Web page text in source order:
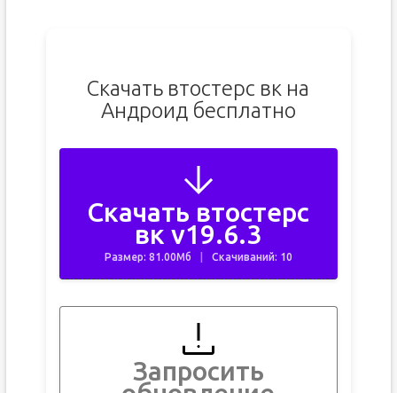
Скачать втостерс вк на
Андроид бесплатно
Скачать втостерс
вк v19.6.3
Размер: 81.00Мб Скачиваний: 10
Запросить